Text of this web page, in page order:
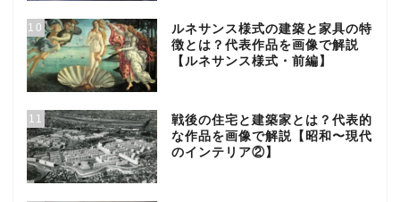
10
ルネサンス様式の建築と家具の特
徴とは？代表作品を画像で解説
【ルネサンス様式・前編】
11
戦後の住宅と建築家とは？代表的
な作品を画像で解説【昭和〜現代
のインテリア②】